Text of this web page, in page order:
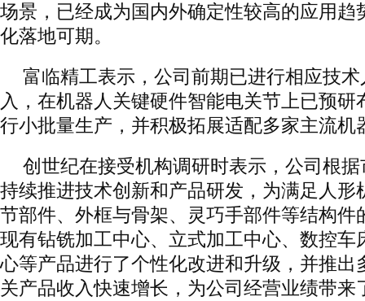
场景，已经成为国内外确定性较高的应用趋
化落地可期。
富临精工表示，公司前期已进行相应技
入，在机器人关键硬件智能电关节上已预研
行小批量生产，并积极拓展适配多家主流机
创世纪在接受机构调研时表示，公司根
持续推进技术创新和产品研发，为满足人形
节部件、外框与骨架、灵巧手部件等结构件
现有钻铣加工中心、立式加工中心、数控车
心等产品进行了个性化改进和升级，并推出
关产品收入快速增长，为公司经营业绩带来